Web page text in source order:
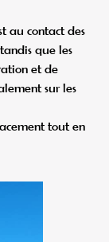
au contact des
que les
et de
sur les
tout en